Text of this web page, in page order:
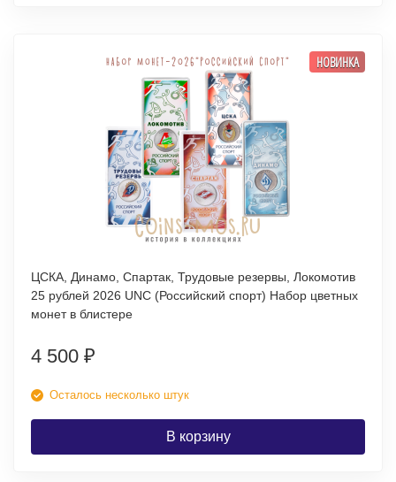
НОВИНКА
ЦСКА, Динамо, Спартак, Трудовые резервы, Локомотив
25 рублей 2026 UNC (Российский спорт) Набор цветных
монет в блистере
4 500 ₽
Осталось несколько штук
В корзину